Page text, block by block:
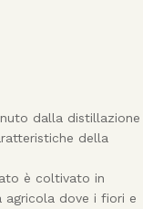
dalla distillazione
della
è coltivato in
agricola dove i fiori e